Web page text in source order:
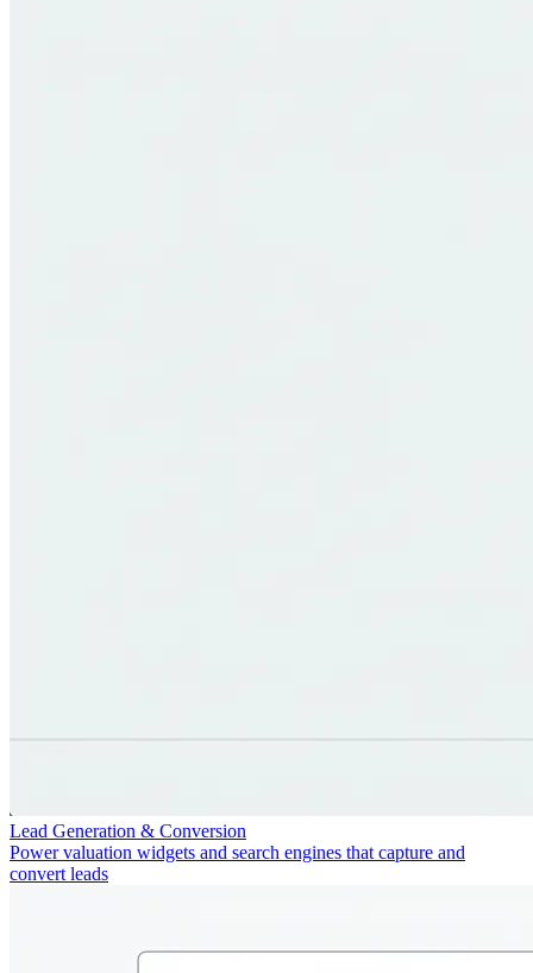
Lead Generation & Conversion
Power valuation widgets and search engines that capture and
convert leads